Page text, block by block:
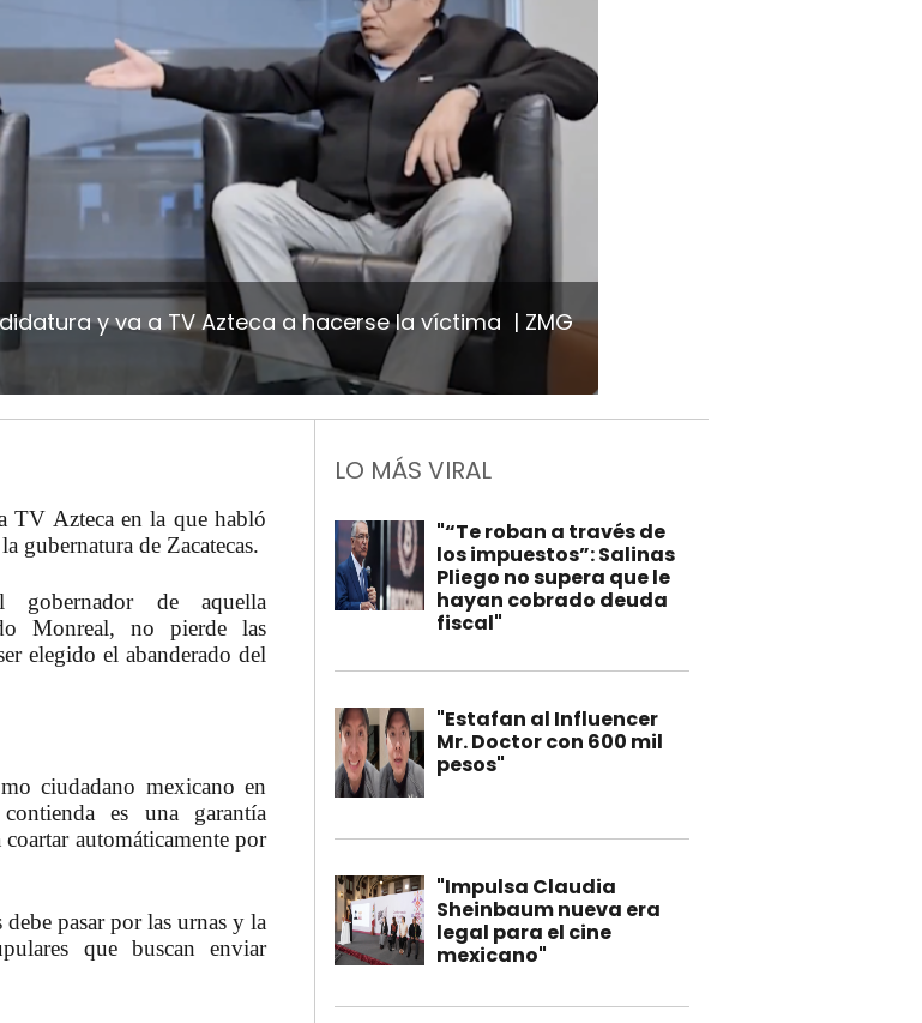
y va a TV Azteca a hacerse la víctima
ZMG
TV Azteca en la que habló
gubernatura de Zacatecas.
gobernador de aquella
Monreal, no pierde las
elegido el abanderado del
ciudadano mexicano en
es una garantía
automáticamente por
debe pasar por las urnas y la
que buscan enviar
LO MÁS VIRAL
"“Te roban a través de
los impuestos”: Salinas
Pliego no supera que le
hayan cobrado deuda
fiscal"
"Estafan al Influencer
Mr. Doctor con 600 mil
pesos"
"Impulsa Claudia
Sheinbaum nueva era
legal para el cine
mexicano"